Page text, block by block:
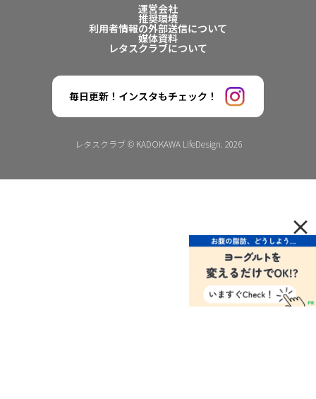
運営会社
推奨環境
利用者情報の外部送信について
媒体資料
レタスクラブについて
毎日更新！インスタもチェック！
レタスクラブ © KADOKAWA LifeDesign. 2026
×